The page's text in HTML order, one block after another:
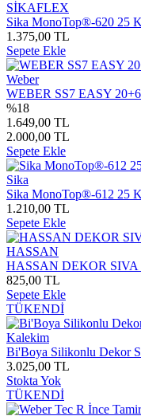
SİKAFLEX
Sika MonoTop®-620 25
1.375,00 TL
Sepete Ekle
Weber
WEBER SS7 EASY
%18
1.649,00 TL
2.000,00 TL
Sepete Ekle
Sika
Sika MonoTop®-612 25
1.210,00 TL
Sepete Ekle
HASSAN
HASSAN DEKOR
825,00 TL
Sepete Ekle
TÜKENDİ
Kalekim
Bi'Boya Silikonlu Dekor
3.025,00 TL
Stokta Yok
TÜKENDİ